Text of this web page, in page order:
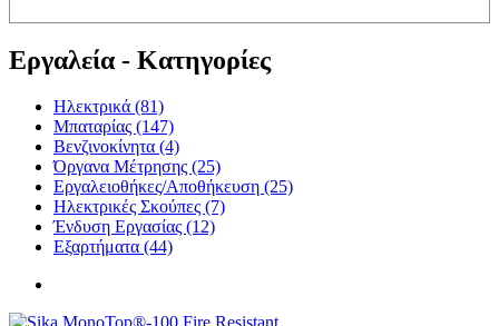
Εργαλεία - Κατηγορίες
Ηλεκτρικά (81)
Μπαταρίας (147)
Βενζινοκίνητα (4)
Όργανα Μέτρησης (25)
Εργαλειοθήκες/Αποθήκευση (25)
Ηλεκτρικές Σκούπες (7)
Ένδυση Εργασίας (12)
Εξαρτήματα (44)